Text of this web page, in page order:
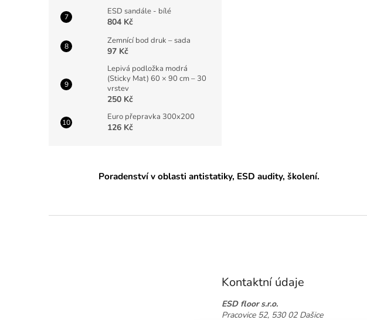
ESD sandále - bílé
804 Kč
Zemnící bod druk – sada
97 Kč
Lepivá podložka modrá
(Sticky Mat) 60 × 90 cm – 30
vrstev
250 Kč
Euro přepravka 300x200
126 Kč
Poradenství v oblasti antistatiky, ESD audity, školení.
Kontaktní údaje
ESD floor s.r.o.
Pracovice 52, 530 02 Dašice